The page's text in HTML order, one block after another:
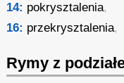
14: pokrysztalenia,
16: przekrysztalenia,
Rymy z